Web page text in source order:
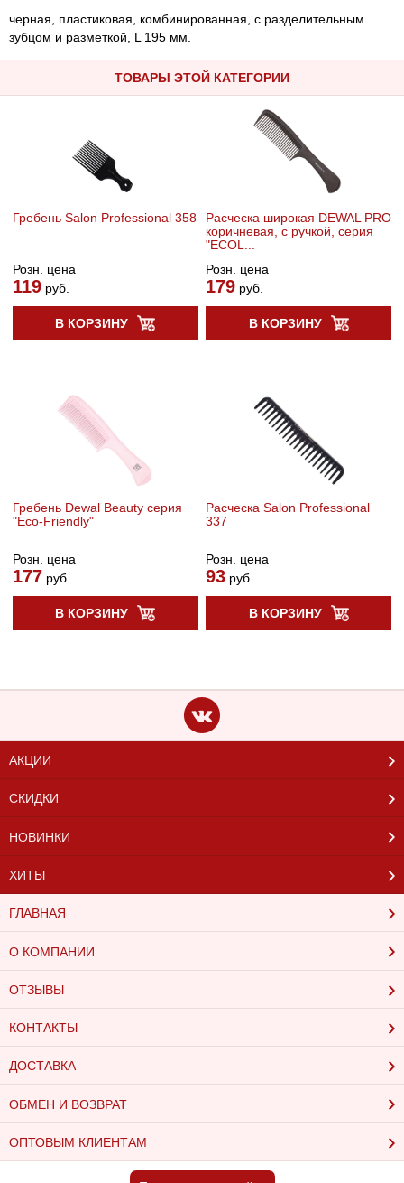
черная, пластиковая, комбинированная, с разделительным
зубцом и разметкой, L 195 мм.
ТОВАРЫ ЭТОЙ КАТЕГОРИИ
Гребень Salon Professional 358
Розн. цена
119руб.
В КОРЗИНУ
Расческа широкая DEWAL PRO
коричневая, с ручкой, серия
"ECOL...
Розн. цена
179 руб.
В КОРЗИНУ
Гребень Dewal Beauty серия
"Eco-Friendly"
Розн. цена
177 руб.
В КОРЗИНУ
Расческа Salon Professional
337
Розн. цена
93 руб.
В КОРЗИНУ
АКЦИИ
СКИДКИ
НОВИНКИ
ХИТЫ
ГЛАВНАЯ
О КОМПАНИИ
ОТЗЫВЫ
КОНТАКТЫ
ДОСТАВКА
ОБМЕН И ВОЗВРАТ
ОПТОВЫМ КЛИЕНТАМ